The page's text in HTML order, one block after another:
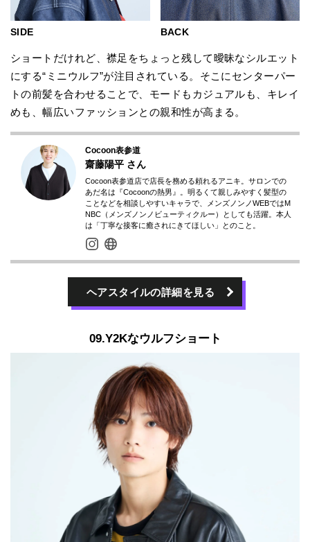
SIDE BACK
ショートだけれど、襟足をちょっと残して曖昧なシルエット
にする“ミニウルフ”が注目されている。そこにセンターパー
トの前髪を合わせることで、モードもカジュアルも、キレイ
めも、幅広いファッションとの親和性が高まる。
Cocoon表参道
齋藤陽平 さん
Cocoon表参道店で店長を務める頼れるアニキ。サロンでの
あだ名は『Cocoonの熱男』。明るくて親しみやすく髪型の
ことなどを相談しやすいキャラで、メンズノンノWEBではM
NBC（メンズノンノビューティクルー）としても活躍。本人
は「丁寧な接客に癒されにきてほしい」とのこと。
ヘアスタイルの詳細を見る
09.Y2Kなウルフショート